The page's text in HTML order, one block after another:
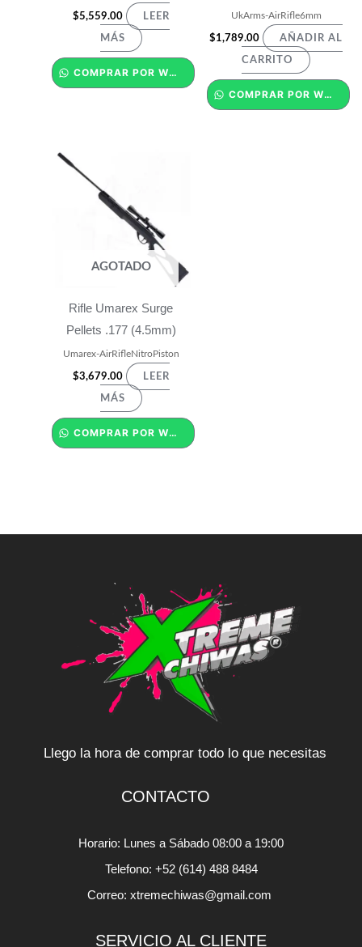
$5,559.00 LEER
MÁS
COMPRAR POR WHATSAPP
UkArms-AirRifle6mm
$1,789.00 AÑADIR AL
CARRITO
COMPRAR POR WHATSAPP
AGOTADO
Rifle Umarex Surge
Pellets .177 (4.5mm)
Umarex-AirRifleNitroPiston
$3,679.00 LEER
MÁS
COMPRAR POR WHATSAPP
Llego la hora de comprar todo lo que necesitas
CONTACTO
Horario: Lunes a Sábado 08:00 a 19:00
Telefono: +52 (614) 488 8484
Correo: xtremechiwas@gmail.com
SERVICIO AL CLIENTE